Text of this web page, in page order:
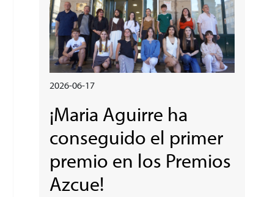
2026-06-17
¡Maria Aguirre ha
conseguido el primer
premio en los Premios
Azcue!